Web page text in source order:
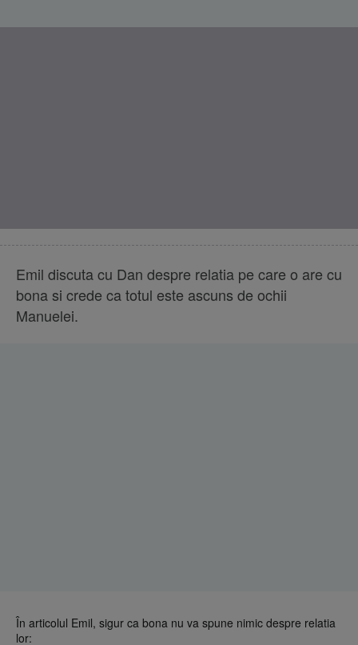
Emil discuta cu Dan despre relatia pe care o are cu
bona si crede ca totul este ascuns de ochii
Manuelei.
În articolul Emil, sigur ca bona nu va spune nimic despre relatia
lor: